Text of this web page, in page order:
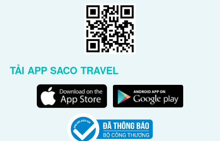
TẢI APP SACO TRAVEL